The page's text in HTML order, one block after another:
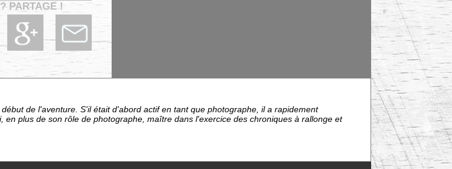
PARTAGE !
de l'aventure. S'il était d'abord actif en tant que photographe, il a rapidement
en plus de son rôle de photographe, maître dans l'exercice des chroniques à rallonge et